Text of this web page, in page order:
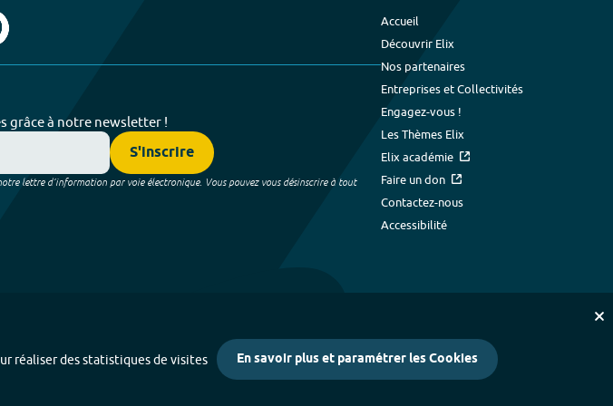
grâce à notre newsletter !
S'inscrire
lettre d’information par voie électronique. Vous pouvez vous désinscrire à tout
Accueil
Découvrir Elix
Nos partenaires
Entreprises et Collectivités
Engagez-vous !
Les Thèmes Elix
Elix académie
Faire un don
Contactez-nous
Accessibilité
réaliser des statistiques de visites En savoir plus et paramétrer les Cookies